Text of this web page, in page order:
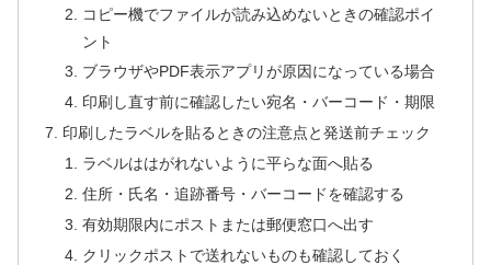
コピー機でファイルが読み込めないときの確認ポイ
ント
ブラウザやPDF表示アプリが原因になっている場合
印刷し直す前に確認したい宛名・バーコード・期限
印刷したラベルを貼るときの注意点と発送前チェック
ラベルははがれないように平らな面へ貼る
住所・氏名・追跡番号・バーコードを確認する
有効期限内にポストまたは郵便窓口へ出す
クリックポストで送れないものも確認しておく